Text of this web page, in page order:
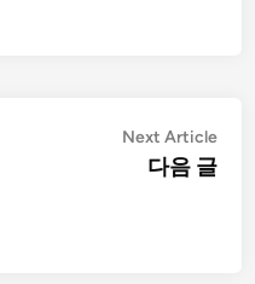
Next Article
다음 글